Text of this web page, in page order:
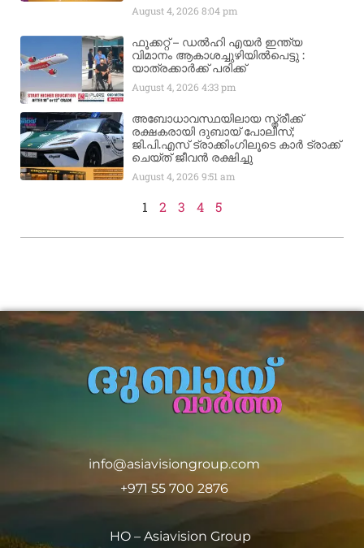
August 4, 20268:04 pm
ഫൂക്കറ്റ് – ഡൽഹി എയര്‍ ഇന്ത്യ
വിമാനം ആകാശച്ചുഴിയില്‍പെട്ടു :
യാത്രക്കാര്‍ക്ക് പരിക്ക്
August 4, 20264:33 pm
അബോധാവസ്ഥയിലായ സ്ത്രീക്ക്
രക്ഷകരായി ദുബായ് പോലീസ്;
ജി.പി.എസ് ട്രാക്കിംഗിലൂടെ കാർ ട്രാക്ക്
ചെയ്ത് ജീവൻ രക്ഷിച്ചു
August 4, 20269:51 am
1 2 3 4 5
info@asiavisiongroup.com
+971 55 700 2876
HO – Asiavision Group